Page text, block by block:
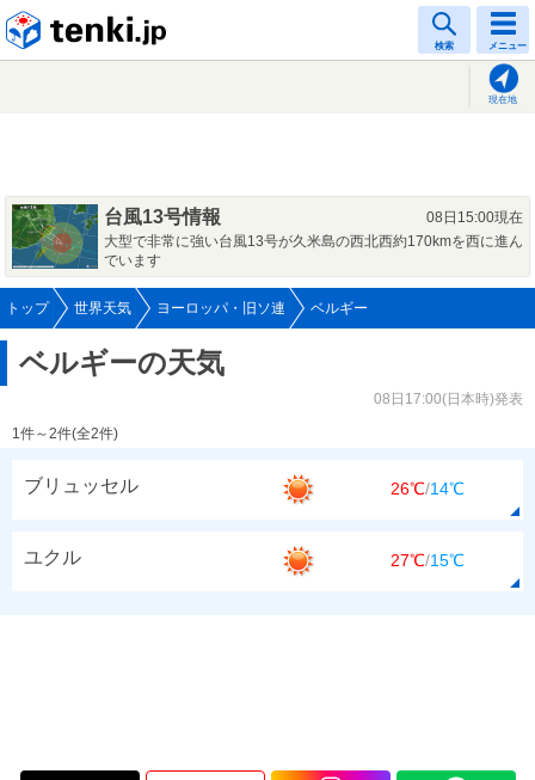
検索 メニュー
現在地
台風13号情報
08日15:00現在
大型で非常に強い台風13号が久米島の西北西約170kmを西に進ん
でいます
トップ 世界天気 ヨーロッパ・旧ソ連 ベルギー
ベルギーの天気
08日17:00(日本時)発表
1件～2件(全2件)
ブリュッセル 26℃/14℃
ユクル 27℃/15℃